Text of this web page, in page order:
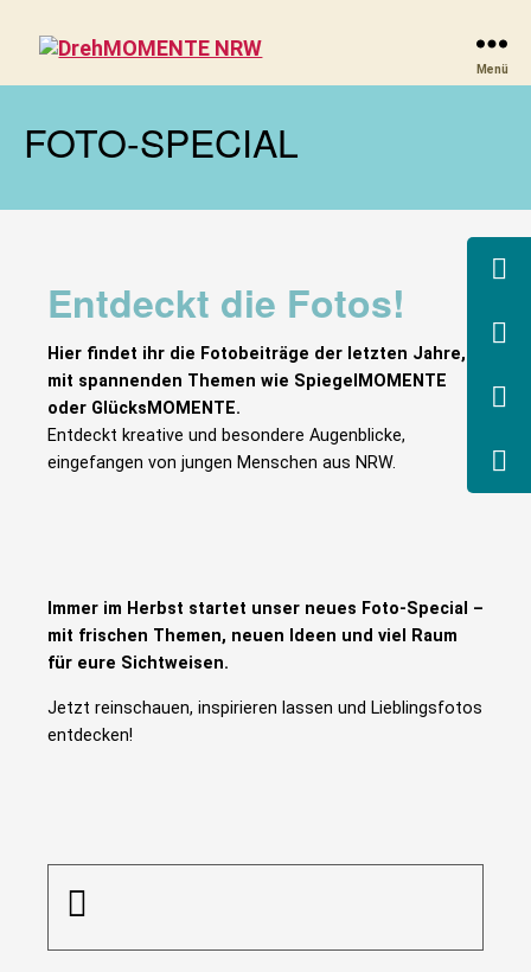
Menü
FOTO-SPECIAL
Entdeckt die Fotos!
Hier findet ihr die Fotobeiträge der letzten Jahre,
mit spannenden Themen wie SpiegelMOMENTE
oder GlücksMOMENTE.
Entdeckt kreative und besondere Augenblicke,
eingefangen von jungen Menschen aus NRW.
Immer im Herbst startet unser neues Foto-Special –
mit frischen Themen, neuen Ideen und viel Raum
für eure Sichtweisen.
Jetzt reinschauen, inspirieren lassen und Lieblingsfotos
entdecken!